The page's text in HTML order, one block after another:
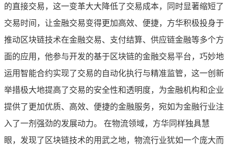
的直接交易，这一变革大大降低了交易成本，同时显著缩短了
交易时间，让金融交易变得更加高效、便捷，方华积极投身于
推动区块链技术在金融交易、支付结算、供应链金融等多个方
面的应用，他参与开发的基于区块链的金融交易平台，巧妙地
运用智能合约实现了交易的自动化执行与精准监管，这一创新
举措极大地提高了交易的安全性和透明度，为金融机构和企业
提供了更加优质、高效、便捷的金融服务，宛如为金融行业注
入了一剂强劲的发展动力。 在物流领域，方华同样独具慧
眼，发现了区块链技术的用武之地，物流行业犹如一个庞大而